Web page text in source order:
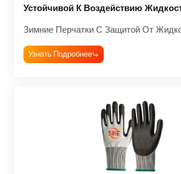
Устойчивой К Воздействию
Зимние Перчатки С Защитой От
Узнать Подробнее